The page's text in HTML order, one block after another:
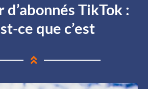
TikTok :
ce que c’est